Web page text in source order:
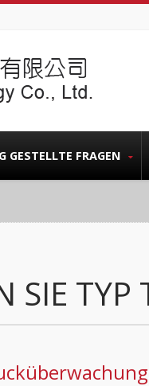
GESTELLTE FRAGEN
SIE TYP